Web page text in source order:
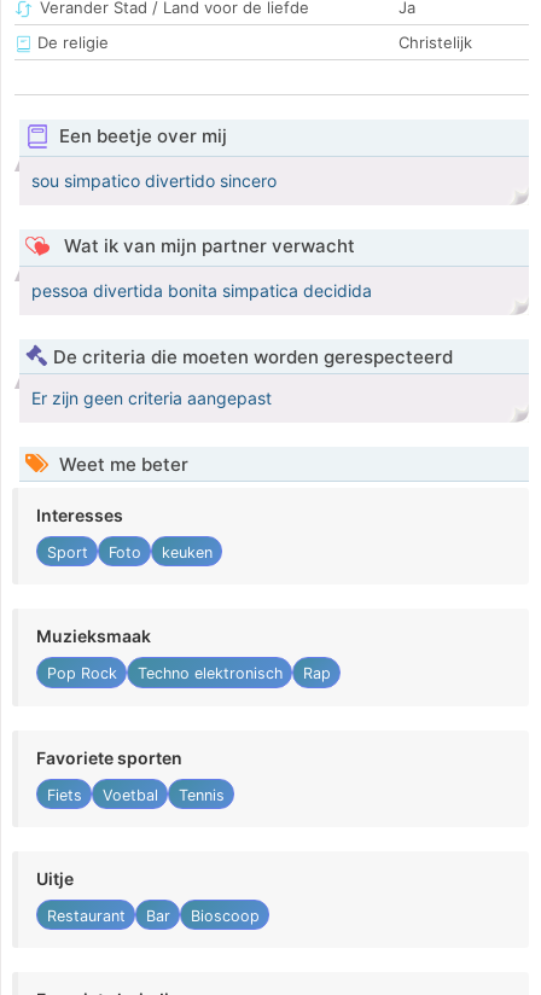
Verander Stad / Land voor de liefde
Ja
De religie
Christelijk
Een beetje over mij
sou simpatico divertido sincero
Wat ik van mijn partner verwacht
pessoa divertida bonita simpatica decidida
De criteria die moeten worden gerespecteerd
Er zijn geen criteria aangepast
Weet me beter
Interesses
Sport Foto keuken
Muzieksmaak
Pop Rock Techno elektronisch Rap
Favoriete sporten
Fiets Voetbal Tennis
Uitje
Restaurant Bar Bioscoop